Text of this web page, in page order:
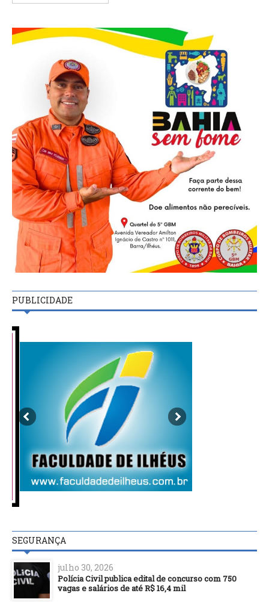
PUBLICIDADE
SEGURANÇA
julho 30, 2026
Polícia Civil publica edital de concurso com 750
vagas e salários de até R$ 16,4 mil